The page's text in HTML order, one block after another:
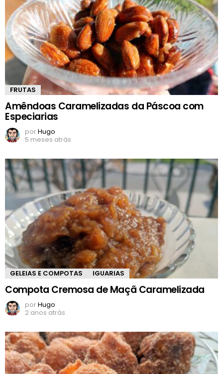
FRUTAS
Amêndoas Caramelizadas da Páscoa com
Especiarias
porHugo
5 meses atrás
GELEIAS E COMPOTAS IGUARIAS
Compota Cremosa de Maçã Caramelizada
porHugo
2 anos atrás